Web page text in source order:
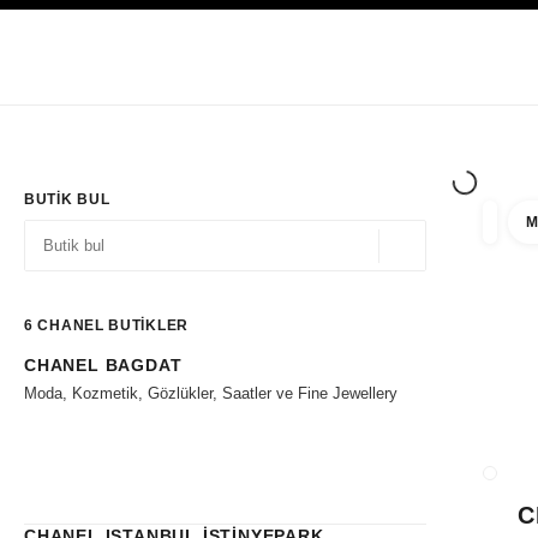
BUTIK BUL
6 CHANEL BUTİKLER
Filtrelere git
CHANEL BAGDAT
Moda, Kozmetik, Gözlükler, Saatler ve Fine Jewellery
filtre